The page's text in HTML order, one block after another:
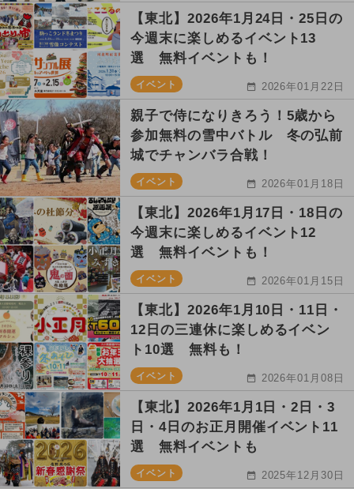
【東北】2026年1月24日・25日の
今週末に楽しめるイベント13
選 無料イベントも！
イベント 2026年01月22日
親子で侍になりきろう！5歳から
参加無料の雪中バトル 冬の弘前
城でチャンバラ合戦！
イベント 2026年01月18日
【東北】2026年1月17日・18日の
今週末に楽しめるイベント12
選 無料イベントも！
イベント 2026年01月15日
【東北】2026年1月10日・11日・
12日の三連休に楽しめるイベン
ト10選 無料も！
イベント 2026年01月08日
【東北】2026年1月1日・2日・3
日・4日のお正月開催イベント11
選 無料イベントも
イベント 2025年12月30日